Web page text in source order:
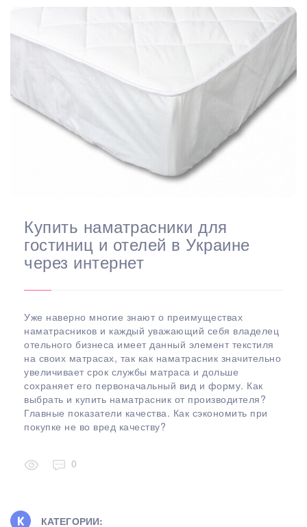
Купить наматрасники для
гостиниц и отелей в Украине
через интернет
Уже наверно многие знают о преимуществах
наматрасников и каждый уважающий себя владелец
отельного бизнеса имеет данный элемент текстиля
на своих матрасах, так как наматрасник значительно
увеличивает срок службы матраса и дольше
сохраняет его первоначальный вид и форму. Как
выбрать и купить наматрасник от производителя?
Главные показатели качества. Как сэкономить при
покупке не во вред качеству?
0
КАТЕГОРИИ: